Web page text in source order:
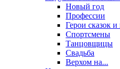
Новый год
Профессии
Герои сказок
Спортсмены
Танцовщицы
Свадьба
Верхом на...